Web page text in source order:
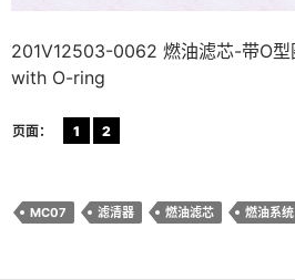
201V12503-0062 燃油滤芯-带O
with O-ring
页面： 1 2
MC07 滤清器 燃油滤芯 燃油系统